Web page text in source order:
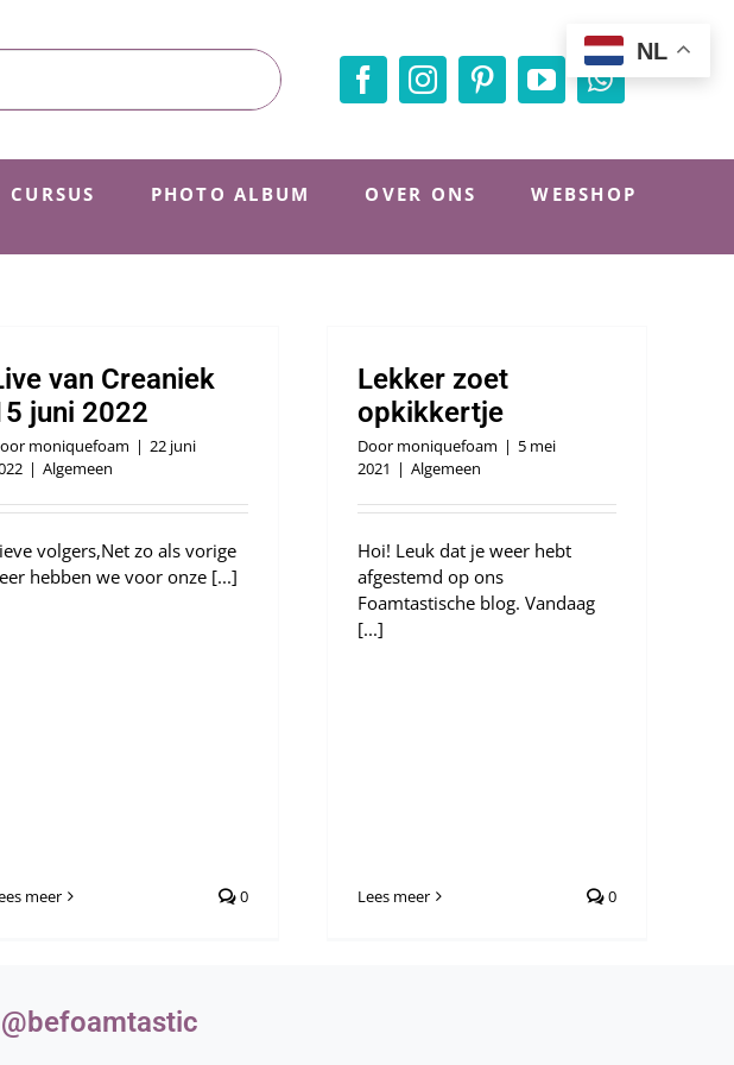
PHOTO ALBUM OVER ONS WEBSHOP
van Creaniek
juni 2022
moniquefoam | 22 juni
| Algemeen
volgers,Net zo als vorige
hebben we voor onze [...]
meer 0
Lekker zoet
opkikkertje
Door moniquefoam | 5 mei
2021 | Algemeen
Hoi! Leuk dat je weer hebt
afgestemd op ons
Foamtastische blog. Vandaag
[...]
Lees meer 0
NL